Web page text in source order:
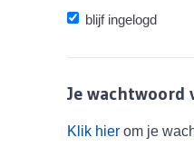
blijf ingelogd
Je wachtwoord
Klik hier om je